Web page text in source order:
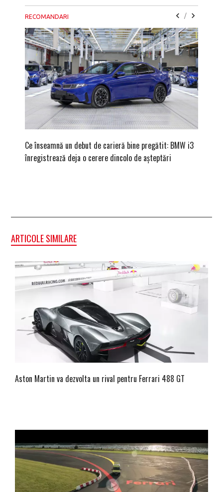
RECOMANDARI /
Ce înseamnă un debut de carieră bine pregătit: BMW i3
înregistrează deja o cerere dincolo de așteptări
ARTICOLE SIMILARE
Aston Martin va dezvolta un rival pentru Ferrari 488 GT